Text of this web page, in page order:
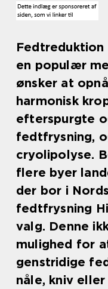
Fedtreduktion
en populær
ønsker at
harmonisk
efterspurgte
fedtfrysning,
cryolipolyse.
flere byer
der bor i
fedtfrysning
valg. Denne
mulighed for
genstridige
nåle, kniv